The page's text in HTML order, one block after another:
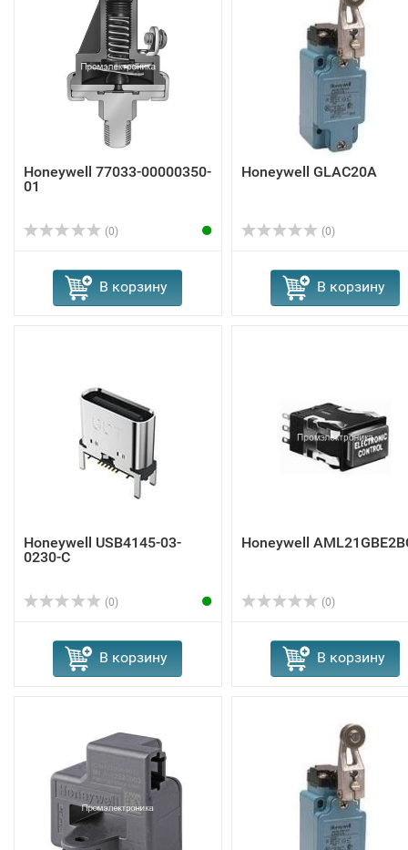
Honeywell 77033-00000350-
01
(0)
В корзину
Honeywell GLAC20A
(0)
В корзину
Honeywell USB4145-03-
0230-C
(0)
В корзину
Honeywell
(0)
В корзину